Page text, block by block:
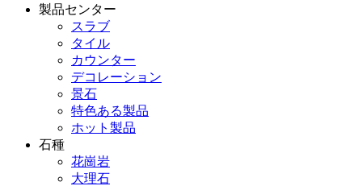
製品センター
スラブ
タイル
カウンター
デコレーション
景石
特色ある製品
ホット製品
石種
花崗岩
大理石